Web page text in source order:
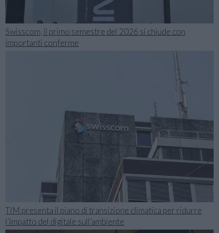
Swisscom, il primo semestre del 2026 si chiude con
importanti conferme
TIM presenta il piano di transizione climatica per ridurre
l’impatto del digitale sull’ambiente